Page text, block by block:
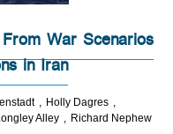
War Scenarios
in Iran
Holly Dagres
Alley Richard Nephew